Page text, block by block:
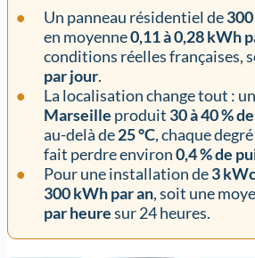
Un panneau résidentiel de
en moyenne0,11 à 0,28 kWh
conditions réelles françaises,
par jour.
La localisation change tout :
Marseille produit 30 à 40 %
au-delà de25 °C, chaque
fait perdre environ0,4 % de
Pour une installation de3
300 kWh par an, soit une
par heuresur 24 heures.